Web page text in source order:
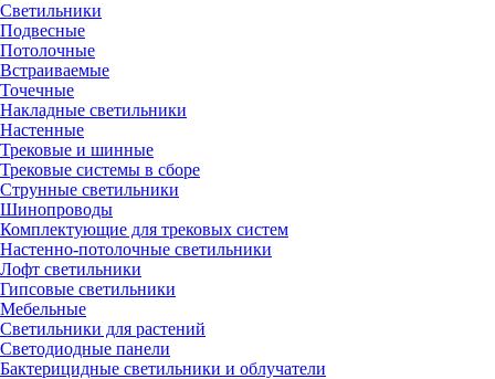
Светильники
Подвесные
Потолочные
Встраиваемые
Точечные
Накладные светильники
Настенные
Трековые и шинные
Трековые системы в сборе
Струнные светильники
Шинопроводы
Комплектующие для трековых систем
Настенно-потолочные светильники
Лофт светильники
Гипсовые светильники
Мебельные
Светильники для растений
Светодиодные панели
Бактерицидные светильники и облучатели